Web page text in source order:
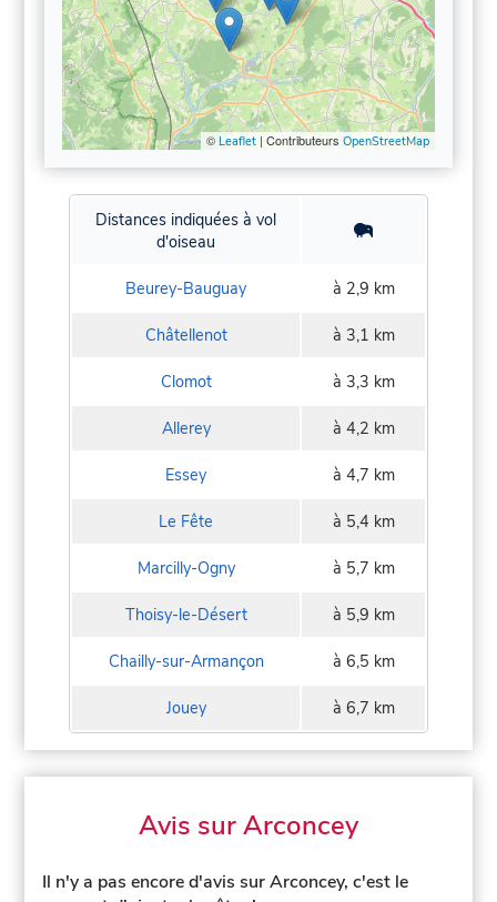
© Leaflet| Contributeurs OpenStreetMap
Distances indiquées à vol
d'oiseau
Beurey-Bauguay à 2,9 km
Châtellenot à 3,1 km
Clomot à 3,3 km
Allerey à 4,2 km
Essey à 4,7 km
Le Fête à 5,4 km
Marcilly-Ogny à 5,7 km
Thoisy-le-Désert à 5,9 km
Chailly-sur-Armançon à 6,5 km
Jouey à 6,7 km
Avis sur Arconcey
Il n'y a pas encore d'avis sur Arconcey, c'est le